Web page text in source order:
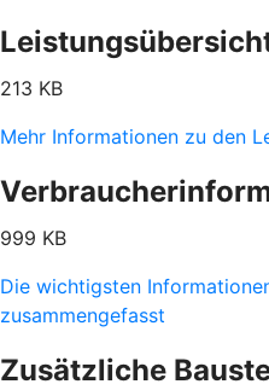
213 KB
Mehr Informationen zu den
999 KB
Die wichtigsten
zusammengefasst
Zusätzliche